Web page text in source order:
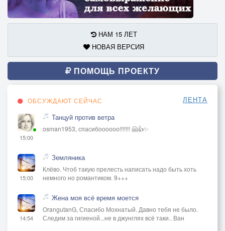
НАМ 15 ЛЕТ
НОВАЯ ВЕРСИЯ
ПОМОЩЬ ПРОЕКТУ
ОБСУЖДАЮТ СЕЙЧАС ЛЕНТА
15:00
Танцуй против ветра
osman1953, спасибоооооо!!!!!!! 🤗👍✨
15:00
Земляника
Клёво. Чтоб такую прелесть написать надо быть хоть
немного но романтиком. 9+++
14:54
Жена моя всё время моется
OrangutanG, Спасибо Мохнатый. Давно тебя не было.
Следим за гигиеной...не в джунглях всё таки.. Ван